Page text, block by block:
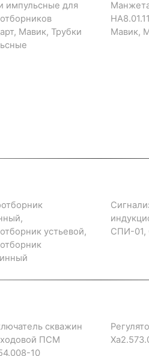
импульсные для
Мавик, Трубки
Мавик,
устьевой,
СПИ-
скважин
ПСМ
10